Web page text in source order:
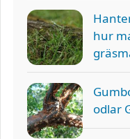
hur
odlar